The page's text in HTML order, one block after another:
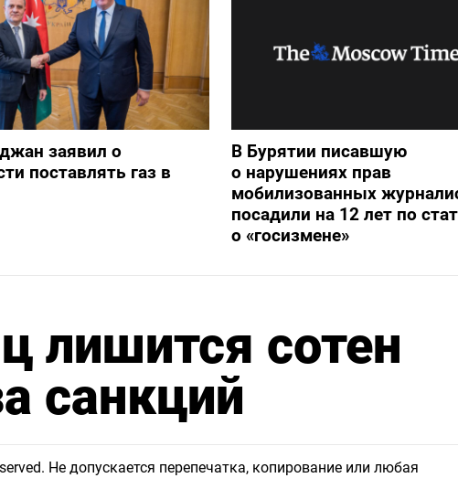
заявил о
поставлять газ в
В Бурятии писавшую
о нарушениях прав
мобилизованных
посадили на 12 лет по
о «госизмене»
лишится сотен
санкций
Не допускается перепечатка, копирование или любая